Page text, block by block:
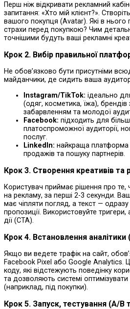
Перш ніж відкривати рекламний
запитання: «Хто мій клієнт?».
вашого покупця (Avatar). Які в нього
страхи перед покупкою? Чим
точнішими будуть ваші рекламні
Крок 2. Вибір правильної
Не обов’язково бути присутніми
майданчики, де сидить ваша
Instagram/TikTok: ідеально
(одяг, косметика, їжа), брендів
забарвленням та молодої
Facebook: підходить для
платоспроможної аудиторії,
послуг.
LinkedIn: найкраща
продажів та пошуку партнерів.
Крок 3. Створення креативів та
Користувач приймає рішення про те,
на рекламу, за перші 2-3 секунди.
має чіпляти погляд, а текст — одразу
пропозиції. Використовуйте тригери,
дії (CTA).
Крок 4. Встановлення аналітики
Якщо ви ведете трафік на сайт,
Facebook Pixel або Google Analytics.
коду, які відстежують поведінку
та дозволяють системі оптимізувати
(наприклад, під покупки).
Крок 5. Запуск, тестування (A/B